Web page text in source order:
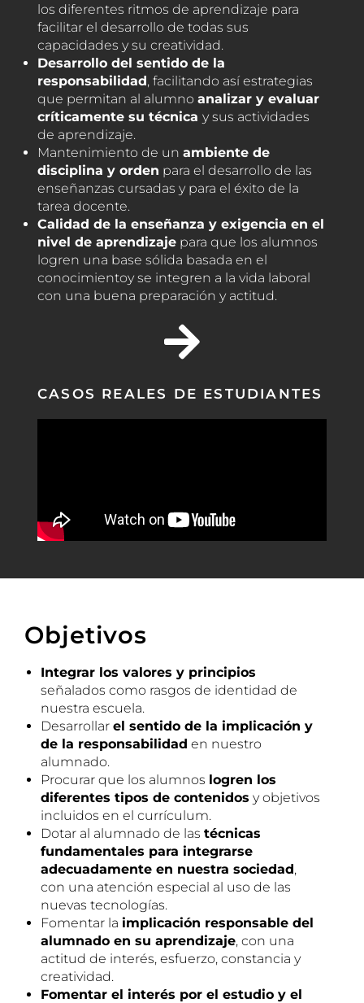
los diferentes ritmos de aprendizaje para
facilitar el desarrollo de todas sus
capacidades y su creatividad.
Desarrollo del sentido de la
responsabilidad, facilitando así estrategias
que permitan al alumno analizar y evaluar
críticamente su técnica y sus actividades
de aprendizaje.
Mantenimiento de un ambiente de
disciplina y orden para el desarrollo de las
enseñanzas cursadas y para el éxito de la
tarea docente.
Calidad de la enseñanza y exigencia en el
nivel de aprendizaje para que los alumnos
logren una base sólida basada en el
conocimientoy se integren a la vida laboral
con una buena preparación y actitud.
CASOS REALES DE ESTUDIANTES
Objetivos
Integrar los valores y principios
señalados como rasgos de identidad de
nuestra escuela.
Desarrollar el sentido de la implicación y
de la responsabilidad en nuestro
alumnado.
Procurar que los alumnos logren los
diferentes tipos de contenidos y objetivos
incluidos en el currículum.
Dotar al alumnado de las técnicas
fundamentales para integrarse
adecuadamente en nuestra sociedad,
con una atención especial al uso de las
nuevas tecnologías.
Fomentar la implicación responsable del
alumnado en su aprendizaje, con una
actitud de interés, esfuerzo, constancia y
creatividad.
Fomentar el interés por el estudio y el